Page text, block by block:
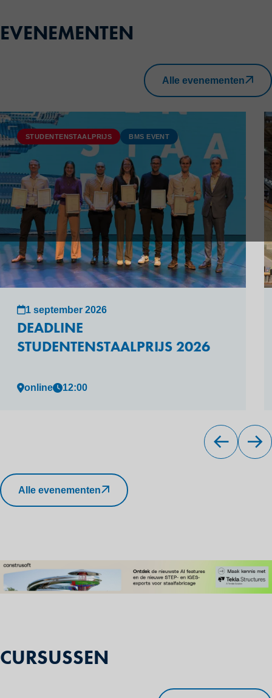
EVENEMENTEN
Alle evenementen
STUDENTENSTAALPRIJS BMS EVENT
1 september 2026
DEADLINE
STUDENTENSTAALPRIJS 2026
online 12:00
Alle evenementen
CURSUSSEN